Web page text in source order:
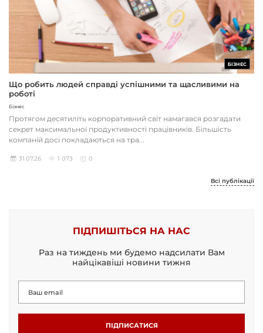
БІЗНЕС
Що робить людей справді успішними та щасливими на
роботі
Бізнес
Протягом десятиліть корпоративний світ намагався розгадати
секрет максимальної продуктивності працівників. Більшість
компаній досі покладаються на тра...
31.07.26 1 073 0
Всі публікації
ПІДПИШІТЬСЯ НА НАС
Раз на тиждень ми будемо надсилати Вам
найцікавіші новини тижня
ПІДПИСАТИСЯ